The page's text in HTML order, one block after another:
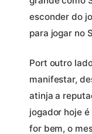
esconder do
para jogar no
Port outro
manifestar,
atinja a
jogador hoje
for bem, o